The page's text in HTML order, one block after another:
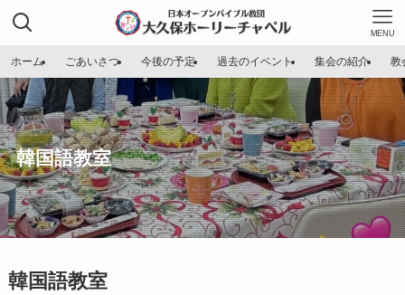
MENU
ホーム ごあいさつ 今後の予定 過去のイベント 集会の紹介 教
韓国語教室
韓国語教室